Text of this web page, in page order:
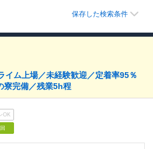
保存した検索条件
イム上場／未経験歓迎／定着率95％
寮完備／残業5h程
OK